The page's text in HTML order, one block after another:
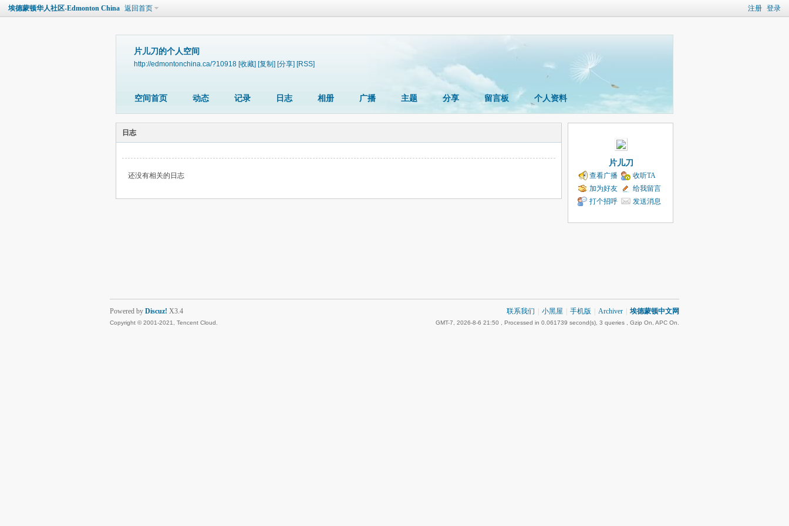
注册 登录
埃德蒙顿华人社区-Edmonton China 返回首页
片儿刀的个人空间
http://edmontonchina.ca/?10918 [收藏] [复制] [分享] [RSS]
空间首页 动态 记录 日志 相册 广播 主题 分享 留言板 个人资料
日志
还没有相关的日志
片儿刀
查看广播
收听TA
加为好友
给我留言
打个招呼
发送消息
联系我们 小黑屋 手机版 Archiver 埃德蒙顿中文网
GMT-7, 2026-8-6 21:50 , Processed in 0.061739 second(s), 3 queries , Gzip On, APC On.
Powered by Discuz! X3.4
Copyright © 2001-2021, Tencent Cloud.